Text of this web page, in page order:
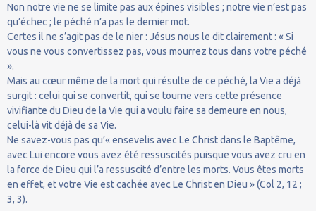
Non notre vie ne se limite pas aux épines visibles ; notre vie n’est pas
qu’échec ; le péché n’a pas le dernier mot.
Certes il ne s’agit pas de le nier : Jésus nous le dit clairement : « Si
vous ne vous convertissez pas, vous mourrez tous dans votre péché
».
Mais au cœur même de la mort qui résulte de ce péché, la Vie a déjà
surgit : celui qui se convertit, qui se tourne vers cette présence
vivifiante du Dieu de la Vie qui a voulu faire sa demeure en nous,
celui-là vit déjà de sa Vie.
Ne savez-vous pas qu’« ensevelis avec Le Christ dans le Baptême,
avec Lui encore vous avez été ressuscités puisque vous avez cru en
la force de Dieu qui l’a ressuscité d’entre les morts. Vous êtes morts
en effet, et votre Vie est cachée avec Le Christ en Dieu » (Col 2, 12 ;
3, 3).